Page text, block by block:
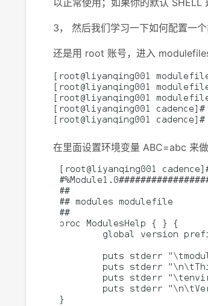
以正常使用；如果你的默认
3， 然后我们学习一下如何配置一
还是用 root 账号，进入
在里面设置环境变量 ABC=abc 来